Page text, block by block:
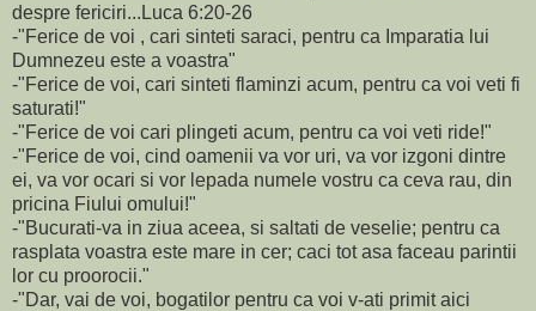
despre fericiri...Luca 6:20-26
-"Ferice de voi , cari sinteti saraci, pentru ca Imparatia lui
Dumnezeu este a voastra"
-"Ferice de voi, cari sinteti flaminzi acum, pentru ca voi veti fi
saturati!"
-"Ferice de voi cari plingeti acum, pentru ca voi veti ride!"
-"Ferice de voi, cind oamenii va vor uri, va vor izgoni dintre
ei, va vor ocari si vor lepada numele vostru ca ceva rau, din
pricina Fiului omului!"
-"Bucurati-va in ziua aceea, si saltati de veselie; pentru ca
rasplata voastra este mare in cer; caci tot asa faceau parintii
lor cu proorocii."
-"Dar, vai de voi, bogatilor pentru ca voi v-ati primit aici